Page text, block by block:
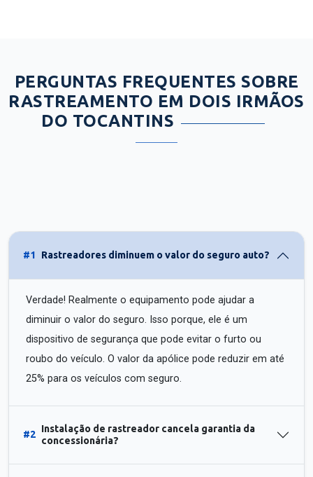
PERGUNTAS FREQUENTES SOBRE
RASTREAMENTO EM DOIS IRMÃOS
DO TOCANTINS
#1 Rastreadores diminuem o valor do seguro auto?
Verdade! Realmente o equipamento pode ajudar a
diminuir o valor do seguro. Isso porque, ele é um
dispositivo de segurança que pode evitar o furto ou
roubo do veículo. O valor da apólice pode reduzir em até
25% para os veículos com seguro.
#2
Instalação de rastreador cancela garantia da
concessionária?